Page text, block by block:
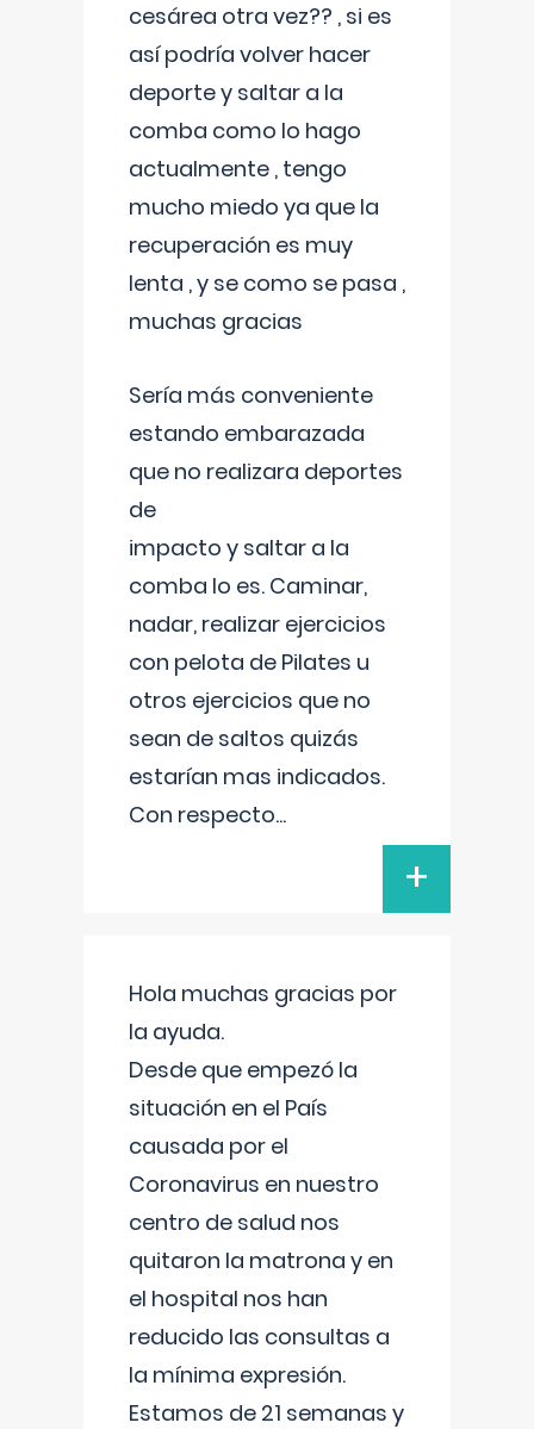
cesárea otra vez?? , si es
así podría volver hacer
deporte y saltar a la
comba como lo hago
actualmente , tengo
mucho miedo ya que la
recuperación es muy
lenta , y se como se pasa ,
muchas gracias
Sería más conveniente
estando embarazada
que no realizara deportes
de
impacto y saltar a la
comba lo es. Caminar,
nadar, realizar ejercicios
con pelota de Pilates u
otros ejercicios que no
sean de saltos quizás
estarían mas indicados.
Con respecto...
+
Hola muchas gracias por
la ayuda.
Desde que empezó la
situación en el País
causada por el
Coronavirus en nuestro
centro de salud nos
quitaron la matrona y en
el hospital nos han
reducido las consultas a
la mínima expresión.
Estamos de 21 semanas y